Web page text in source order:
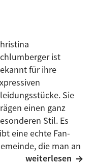
zu einem Dickicht
durch das
der Stelle“ dem
verlässt
den Raum,
macht auch vor
nicht halt.
ist
für ihre
Sie
einen ganz
Stil. Es
eine echte Fan-
die man an
dieser Mode erkennt.
weiterlesen